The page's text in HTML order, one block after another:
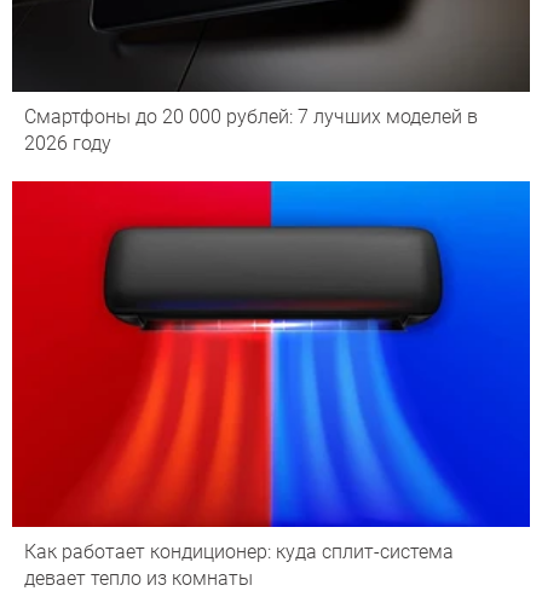
Смартфоны до 20 000 рублей: 7 лучших моделей в
2026 году
Как работает кондиционер: куда сплит-система
девает тепло из комнаты